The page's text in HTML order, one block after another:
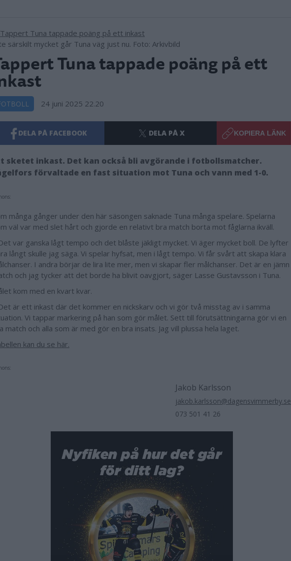
särskilt mycket går Tuna väg just nu. Foto: Arkivbild
Tuna tappade poäng på ett
24 juni 2025 22.20
DELA PÅ FACEBOOK DELA PÅ X KOPIERA LÄNK
sketet inkast. Det kan också bli avgörande i fotbollsmatcher.
förvaltade en fast situation mot Tuna och vann med 1-0.
många gånger under den här säsongen saknade Tuna många spelare. Spelarna
väl var med slet hårt och gjorde en relativt bra match borta mot fåglarna ikväll.
var ganska lågt tempo och det blåste jäkligt mycket. Vi äger mycket boll. De lyfter
långt skulle jag säga. Vi spelar hyfsat, men i lågt tempo. Vi får svårt att skapa klara
I andra börjar de lira lite mer, men vi skapar fler målchanser. Det är en jämn
och jag tycker att det borde ha blivit oavgjort, säger Lasse Gustavsson i Tuna.
kom med en kvart kvar.
är ett inkast där det kommer en nickskarv och vi gör två misstag av i samma
Vi tappar markering på han som gör målet. Sett till förutsättningarna gör vi en
match och alla som är med gör en bra insats. Jag vill plussa hela laget.
kan du se här.
Jakob Karlsson
jakob.karlsson@dagensvimmerby.se
073 501 41 26